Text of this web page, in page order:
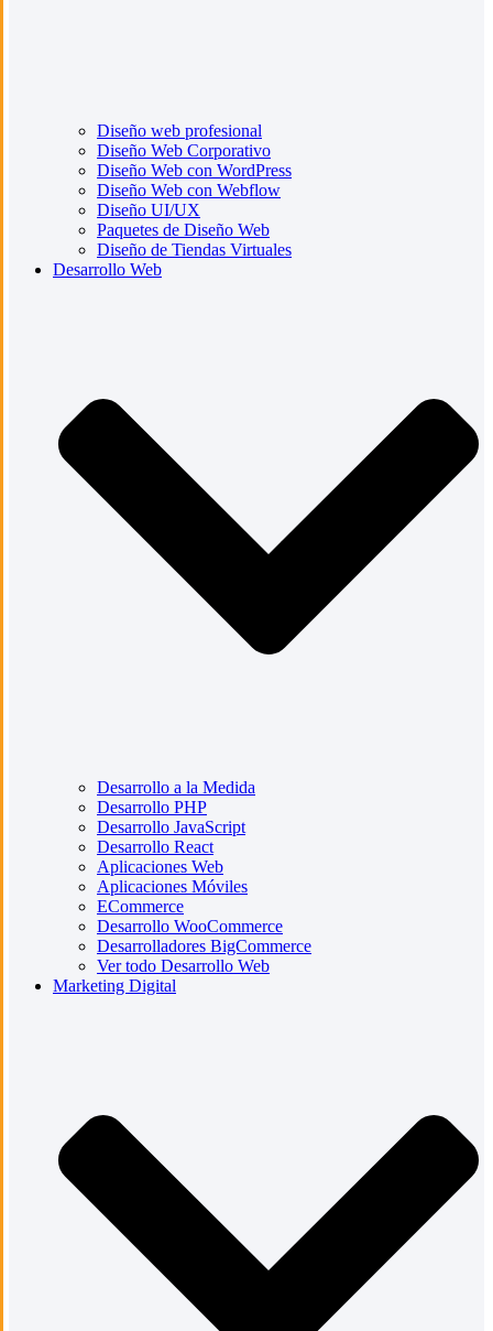
Diseño web profesional
Diseño Web Corporativo
Diseño Web con WordPress
Diseño Web con Webflow
Diseño UI/UX
Paquetes de Diseño Web
Diseño de Tiendas Virtuales
Desarrollo Web
Desarrollo a la Medida
Desarrollo PHP
Desarrollo JavaScript
Desarrollo React
Aplicaciones Web
Aplicaciones Móviles
ECommerce
Desarrollo WooCommerce
Desarrolladores BigCommerce
Ver todo Desarrollo Web
Marketing Digital